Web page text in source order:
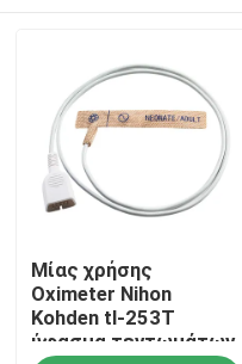
Σπίτι
Μίας χρήσης
Oximeter Nihon
Kohden tl-253T
ύφασμα τεντωμάτων